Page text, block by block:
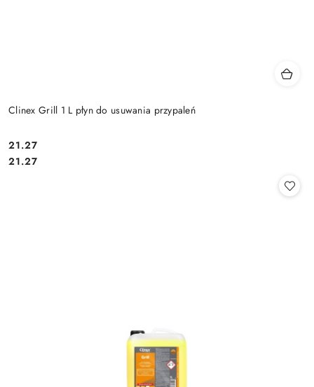
Clinex Grill 1 L płyn do usuwania przypaleń
Cena:
21.27
Cena:
21.27